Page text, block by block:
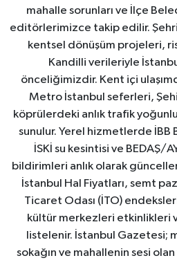
mahalle sorunları ve İlçe
editörlerimizce takip edilir.
kentsel dönüşüm projeleri,
Kandilli verileriyle
önceliğimizdir. Kent içi
Metro İstanbul seferleri,
köprülerdeki anlık trafik
sunulur. Yerel hizmetlerde İBB
İSKİ su kesintisi ve BEDAŞ/
bildirimleri anlık olarak
İstanbul Hal Fiyatları, semt
Ticaret Odası (İTO)
kültür merkezleri etkinlikleri
listelenir. İstanbul Gazetesi;
sokağın ve mahallenin sesi